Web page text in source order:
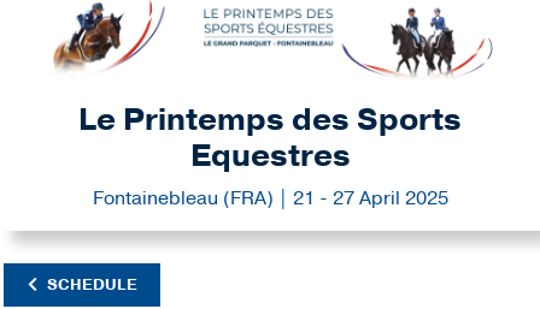
Le Printemps des Sports
Equestres
Fontainebleau (FRA) | 21 - 27 April 2025
SCHEDULE